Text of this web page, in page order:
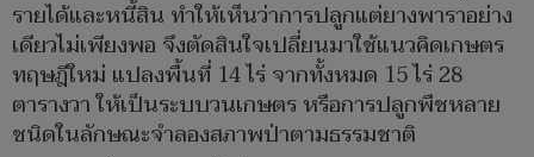
รายได้และหนี้สิน ทำให้เห็นว่าการปลูกแต่ยางพาราอย่าง
เดียวไม่เพียงพอ จึงตัดสินใจเปลี่ยนมาใช้แนวคิดเกษตร
ทฤษฎีใหม่ แปลงพื้นที่ 14 ไร่ จากทั้งหมด 15 ไร่ 28
ตารางวา ให้เป็นระบบวนเกษตร หรือการปลูกพืชหลาย
ชนิดในลักษณะจำลองสภาพป่าตามธรรมชาติ